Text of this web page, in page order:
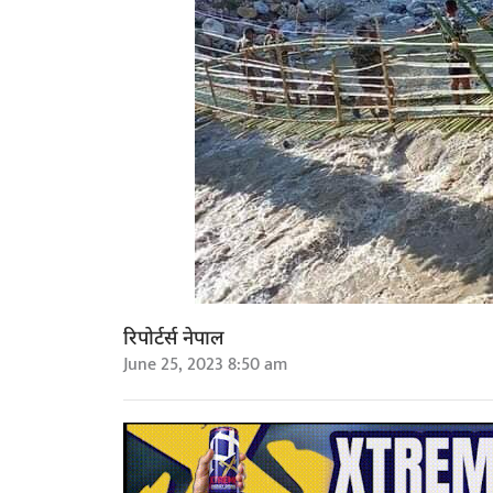
रिपोर्टर्स नेपाल
June 25, 2023 8:50 am